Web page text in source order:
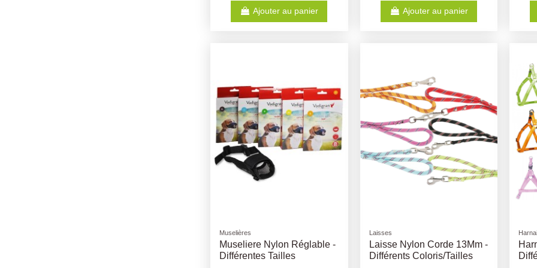
Ajouter au panier Ajouter au panier
Muselières
Museliere Nylon Réglable -
Différentes Tailles
Laisses
Laisse Nylon Corde 13Mm -
Différents Coloris/Tailles